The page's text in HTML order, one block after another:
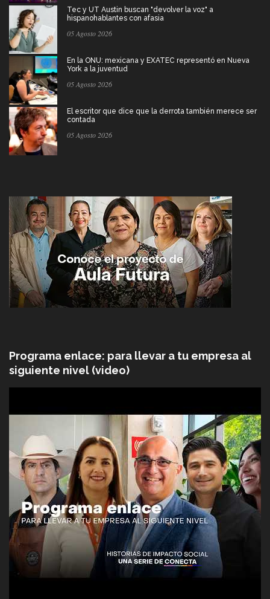
Tec y UT Austin buscan "devolver la voz" a
hispanohablantes con afasia
05 Agosto 2026
En la ONU: mexicana y EXATEC representó en Nueva
York a la juventud
05 Agosto 2026
El escritor que dice que la derrota también merece ser
contada
05 Agosto 2026
Programa enlace: para llevar a tu empresa al
siguiente nivel (video)